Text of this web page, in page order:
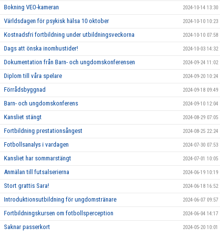
Bokning VEO-kameran 2024-10-14 13:30
Världsdagen för psykisk hälsa 10 oktober 2024-10-10 10:23
Kostnadsfri fortbildning under utbildningsveckorna 2024-10-10 07:58
Dags att önska inomhustider! 2024-10-03 14:32
Dokumentation från Barn- och ungdomskonferensen 2024-09-24 11:02
Diplom till våra spelare 2024-09-20 10:24
Förrådsbyggnad 2024-09-18 09:49
Barn- och ungdomskonferens 2024-09-10 12:04
Kansliet stängt 2024-08-29 07:05
Fortbildning prestationsångest 2024-08-25 22:24
Fotbollsanalys i vardagen 2024-07-30 07:53
Kansliet har sommarstängt 2024-07-01 10:05
Anmälan till futsalserierna 2024-06-19 10:19
Stort grattis Sara! 2024-06-18 16:52
Introduktionsutbildning för ungdomstränare 2024-06-07 09:57
Fortbildningskursen om fotbollsperception 2024-06-04 14:17
Saknar passerkort 2024-05-20 10:01